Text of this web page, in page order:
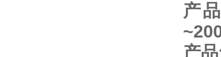
产
产